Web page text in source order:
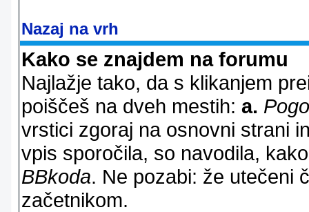
Nazaj na vrh
Kako se znajdem na forumu
Najlažje tako, da s klikanjem
poiščeš na dveh mestih: a.
vrstici zgoraj na osnovni strani
vpis sporočila, so navodila,
BBkoda. Ne pozabi: že utečeni
začetnikom.